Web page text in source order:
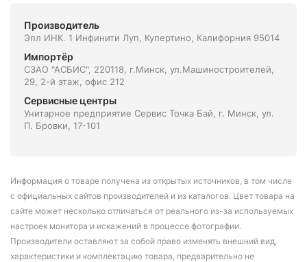
Производитель
Эпл ИНК. 1 Инфинити Луп, Купертино, Калифорния 95014
Импортёр
СЗАО "АСБИС", 220118, г.Минск, ул.Машиностроителей,
29, 2-й этаж, офис 212
Сервисные центры
Унитарное предприятие Сервис Точка Бай, г. Минск, ул.
П. Бровки, 17-101
Информация о товаре получена из открытых источников, в том числе
с официальных сайтов производителей и из каталогов. Цвет товара на
сайте может несколько отличаться от реального из-за используемых
настроек монитора и искажений в процессе фотографии.
Производители оставляют за собой право изменять внешний вид,
характеристики и комплектацию товара, предварительно не